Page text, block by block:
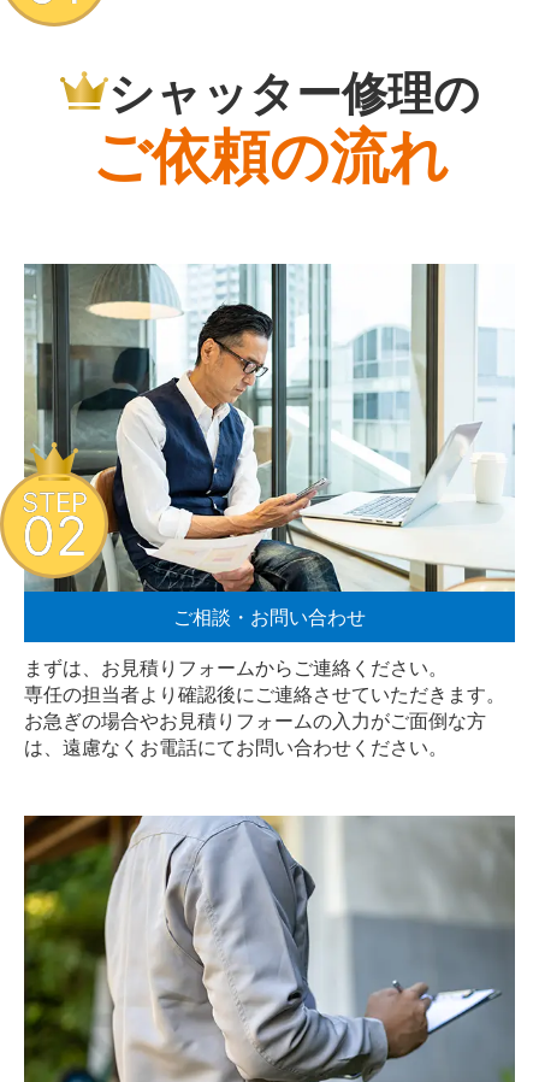
シャッター修理の
ご依頼の流れ
ご相談・お問い合わせ
まずは、お見積りフォームからご連絡ください。
専任の担当者より確認後にご連絡させていただきます。
お急ぎの場合やお見積りフォームの入力がご面倒な方
は、遠慮なく お電話にてお問い合わせください。
STEP
02